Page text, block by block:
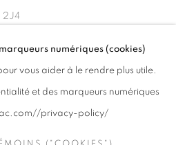
2J4
numériques (cookies)
vous aider à le rendre plus utile.
et des marqueurs numériques
privacy-policy/